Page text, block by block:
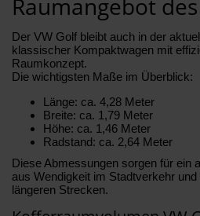
Der VW Golf bleibt auch in der
klassischer Kompaktwagen mit
Raumkonzept.
Die wichtigsten Maße im Überblick:
Länge: ca. 4,28 Meter
Breite: ca. 1,79 Meter
Höhe: ca. 1,46 Meter
Radstand: ca. 2,64 Meter
Diese Abmessungen sorgen für ein
aus Wendigkeit im Stadtverkehr
längeren Strecken.